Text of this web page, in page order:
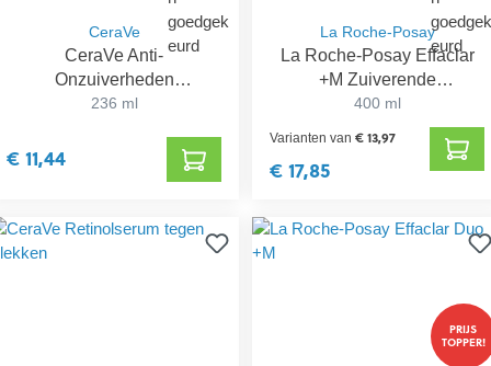
CeraVe
CeraVe Anti-
Onzuiverheden
Reinigingsgel
236 ml
€ 11,44
La Roche-Posay
La Roche-Posay Effaclar
+M Zuiverende
Schuimende Gel
400 ml
Varianten van€ 13,97
€ 17,85
PRIJS
TOPPER!